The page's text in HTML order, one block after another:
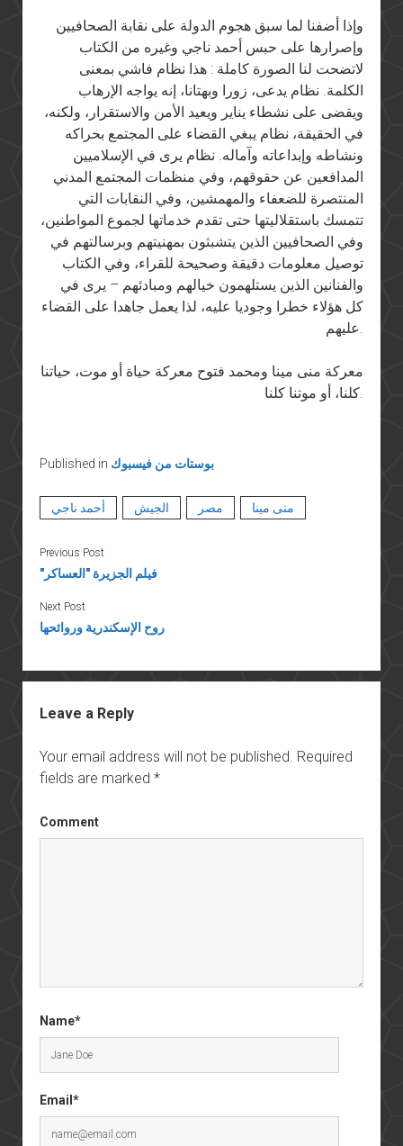
وإذا أضفنا لما سبق هجوم الدولة على نقابة الصحافيين
وإصرارها على حبس أحمد ناجي وغيره من الكتاب
لاتضحت لنا الصورة كاملة : هذا نظام فاشي بمعنى
الكلمة. نظام يدعى، زورا وبهتانا، إنه يواجه الإرهاب
ويقضى على نشطاء يناير ويعيد الأمن والاستقرار، ولكنه،
في الحقيقة، نظام يبغي القضاء على المجتمع بحراكه
ونشاطه وإبداعاته وآماله. نظام يرى في الإسلاميين
المدافعين عن حقوقهم، وفي منظمات المجتمع المدني
المنتصرة للضعفاء والمهمشين، وفي النقابات التي
تتمسك باستقلاليتها حتى تقدم خدماتها لجموع المواطنين،
وفي الصحافيين الذين يتشبثون بمهنيتهم وبرسالتهم في
توصيل معلومات دقيقة وصحيحة للقراء، وفي الكتاب
والفنانين الذين يستلهمون خيالهم ومبادئهم – يرى في
كل هؤلاء خطرا وجوديا عليه، لذا يعمل جاهدا على القضاء
عليهم.
معركة منى مينا ومحمد فتوح معركة حياة أو موت، حياتنا
كلنا، أو موتنا كلنا.
Published in بوستات من فيسبوك
أحمد ناجي الجيش مصر منى مينا
Previous Post
"فيلم الجزيرة "العساكر
Next Post
روح الإسكندرية وروائحها
Leave a Reply
Your email address will not be published. Required
fields are marked *
Comment
Name*
Email*